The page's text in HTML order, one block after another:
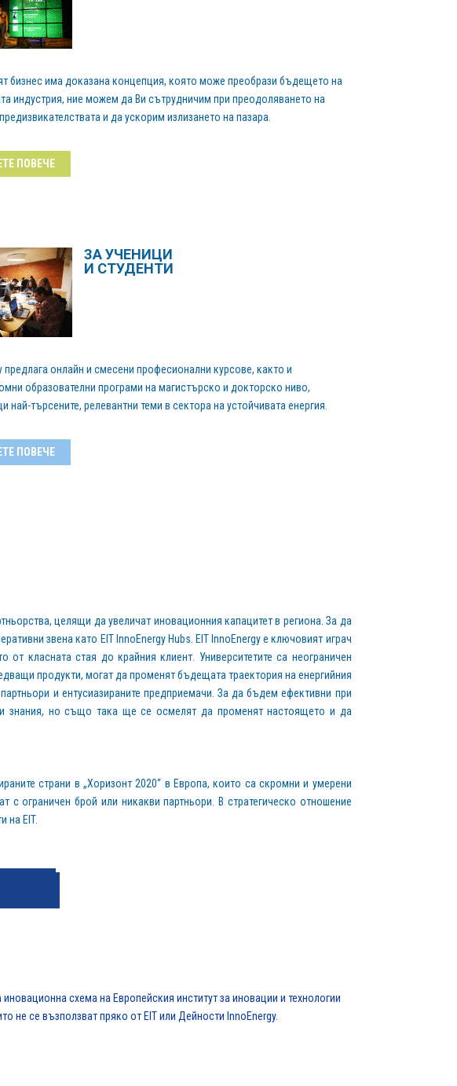
бизнес има доказана концепция, която може преобрази бъдещето на
индустрия, ние можем да Ви сътрудничим при преодоляването на
и да ускорим излизането на пазара.
ПОВЕЧЕ
ЗА УЧЕНИЦИ
И СТУДЕНТИ
предлага онлайн и смесени професионални курсове, както и
образователни програми на магистърско и докторско ниво,
най-търсените, релевантни теми в сектора на устойчивата енергия.
ПОВЕЧЕ
целящи да увеличат иновационния капацитет в региона. За да
звена като EIT InnoEnergy Hubs. EIT InnoEnergy е ключовият играч
класната стая до крайния клиент. Университетите са неограничен
продукти, могат да променят бъдещата траектория на енергийния
и ентусиазираните предприемачи. За да бъдем ефективни при
знания, но също така ще се осмелят да променят настоящето и да
страни в „Хоризонт 2020“ в Европа, които са скромни и умерени
ограничен брой или никакви партньори. В стратегическо отношение
на EIT.
схема на Европейския институт за иновации и технологии
не се възползват пряко от EIT или Дейности InnoEnergy.